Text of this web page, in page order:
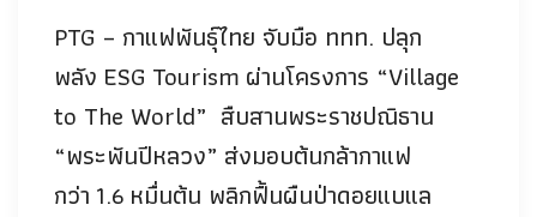
PTG – กาแฟพันธุ์ไทย จับมือ ททท. ปลุก
พลัง ESG Tourism ผ่านโครงการ “Village
to The World” สืบสานพระราชปณิธาน
“พระพันปีหลวง” ส่งมอบต้นกล้ากาแฟ
กว่า 1.6 หมื่นต้น พลิกฟื้นผืนป่าดอยแบแล